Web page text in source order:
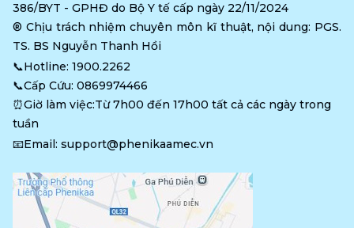
386/BYT - GPHĐ do Bộ Y tế cấp ngày 22/11/2024
®️ Chịu trách nhiệm chuyên môn kĩ thuật, nội dung: PGS.
TS. BS Nguyễn Thanh Hồi
📞Hotline: 1900.2262
📞Cấp Cứu: 0869974466
⏰Giờ làm việc:Từ 7h00 đến 17h00 tất cả các ngày trong
tuần
📧Email: support@phenikaamec.vn